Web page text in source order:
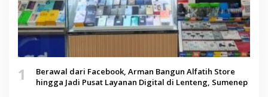
1
Berawal dari Facebook, Arman Bangun Alfatih Store
hingga Jadi Pusat Layanan Digital di Lenteng, Sumenep